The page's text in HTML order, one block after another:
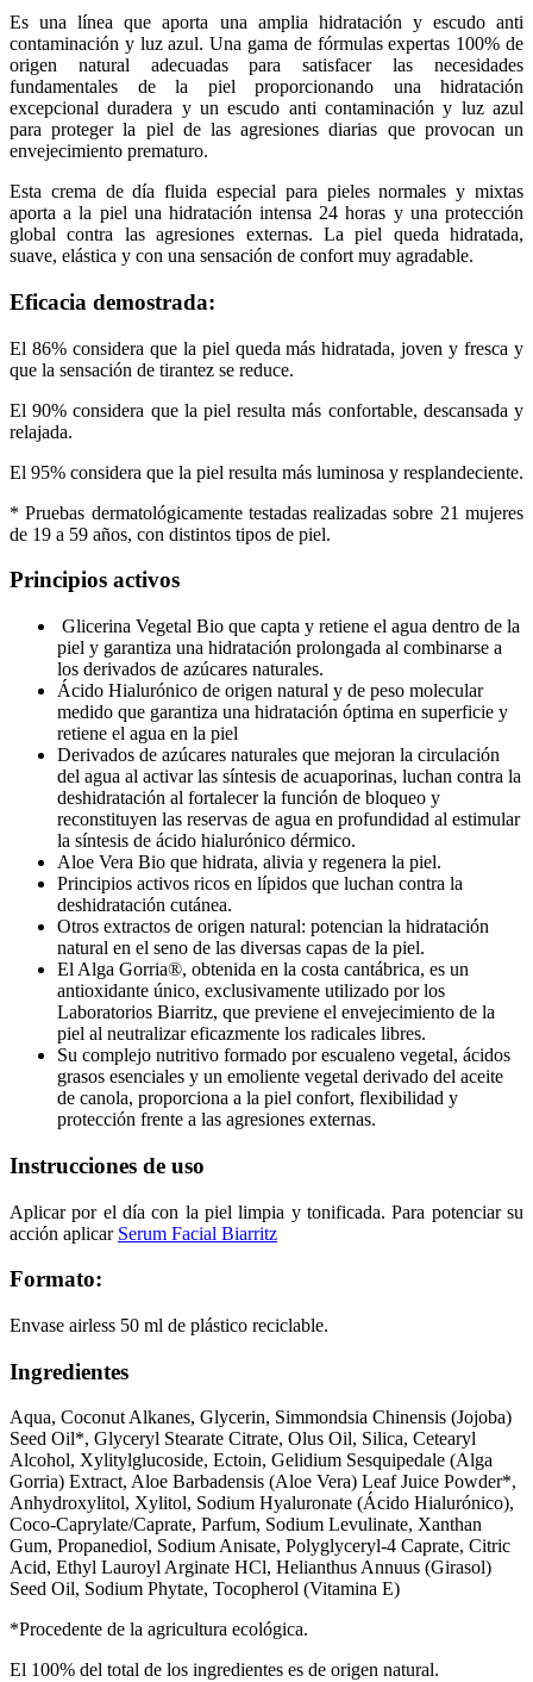
Es una línea que aporta una amplia hidratación y escudo anti
contaminación y luz azul. Una gama de fórmulas expertas 100% de
origen natural adecuadas para satisfacer las necesidades
fundamentales de la piel proporcionando una hidratación
excepcional duradera y un escudo anti contaminación y luz azul
para proteger la piel de las agresiones diarias que provocan un
envejecimiento prematuro.
Esta crema de día fluida especial para pieles normales y mixtas
aporta a la piel una hidratación intensa 24 horas y una protección
global contra las agresiones externas. La piel queda hidratada,
suave, elástica y con una sensación de confort muy agradable.
Eficacia demostrada:
El 86% considera que la piel queda más hidratada, joven y fresca y
que la sensación de tirantez se reduce.
El 90% considera que la piel resulta más confortable, descansada y
relajada.
El 95% considera que la piel resulta más luminosa y resplandeciente.
* Pruebas dermatológicamente testadas realizadas sobre 21 mujeres
de 19 a 59 años, con distintos tipos de piel.
Principios activos
Glicerina Vegetal Bio que capta y retiene el agua dentro de la
piel y garantiza una hidratación prolongada al combinarse a
los derivados de azúcares naturales.
Ácido Hialurónico de origen natural y de peso molecular
medido que garantiza una hidratación óptima en superficie y
retiene el agua en la piel
Derivados de azúcares naturales que mejoran la circulación
del agua al activar las síntesis de acuaporinas, luchan contra la
deshidratación al fortalecer la función de bloqueo y
reconstituyen las reservas de agua en profundidad al estimular
la síntesis de ácido hialurónico dérmico.
Aloe Vera Bio que hidrata, alivia y regenera la piel.
Principios activos ricos en lípidos que luchan contra la
deshidratación cutánea.
Otros extractos de origen natural: potencian la hidratación
natural en el seno de las diversas capas de la piel.
El Alga Gorria®, obtenida en la costa cantábrica, es un
antioxidante único, exclusivamente utilizado por los
Laboratorios Biarritz, que previene el envejecimiento de la
piel al neutralizar eficazmente los radicales libres.
Su complejo nutritivo formado por escualeno vegetal, ácidos
grasos esenciales y un emoliente vegetal derivado del aceite
de canola, proporciona a la piel confort, flexibilidad y
protección frente a las agresiones externas.
Instrucciones de uso
Aplicar por el día con la piel limpia y tonificada. Para potenciar su
acción aplicar Serum Facial Biarritz
Formato:
Envase airless 50 ml de plástico reciclable.
Ingredientes
Aqua, Coconut Alkanes, Glycerin, Simmondsia Chinensis (Jojoba)
Seed Oil*, Glyceryl Stearate Citrate, Olus Oil, Silica, Cetearyl
Alcohol, Xylitylglucoside, Ectoin, Gelidium Sesquipedale (Alga
Gorria) Extract, Aloe Barbadensis (Aloe Vera) Leaf Juice Powder*,
Anhydroxylitol, Xylitol, Sodium Hyaluronate (Ácido Hialurónico),
Coco-Caprylate/Caprate, Parfum, Sodium Levulinate, Xanthan
Gum, Propanediol, Sodium Anisate, Polyglyceryl-4 Caprate, Citric
Acid, Ethyl Lauroyl Arginate HCl, Helianthus Annuus (Girasol)
Seed Oil, Sodium Phytate, Tocopherol (Vitamina E)
*Procedente de la agricultura ecológica.
El 100% del total de los ingredientes es de origen natural.